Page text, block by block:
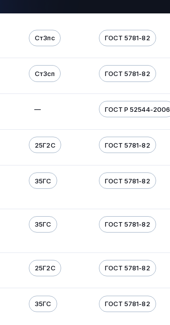
Ст3пс ГОСТ 5781-82
Ст3сп ГОСТ 5781-82
— ГОСТ Р 52544-2006
25Г2С ГОСТ 5781-82
35ГС ГОСТ 5781-82
35ГС ГОСТ 5781-82
25Г2С ГОСТ 5781-82
35ГС ГОСТ 5781-82